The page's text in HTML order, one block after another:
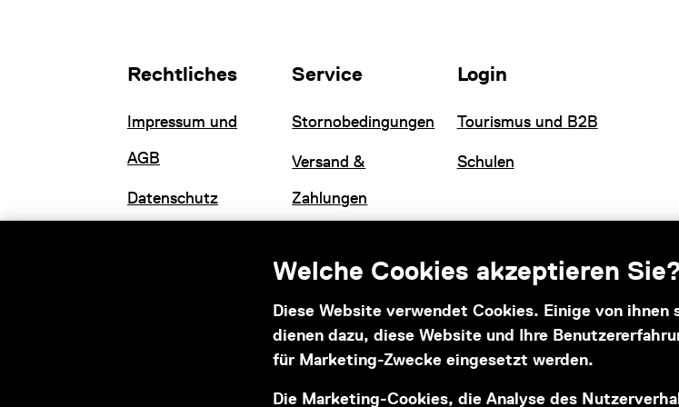
Welche Cookies akzeptieren
Diese Website verwendet Cookies. Einige von
dienen dazu, diese Website und Ihre
für Marketing-Zwecke eingesetzt werden.
Die Marketing-Cookies, die Analyse des
Rechtliches
Impressum und
AGB
Datenschutz
Service
Stornobedingungen
Versand &
Zahlungen
Login
Tourismus und B2B
Schulen
Informationen zu Ihrem